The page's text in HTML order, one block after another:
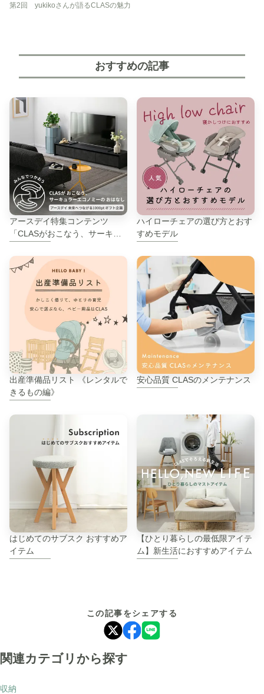
第2回 yukikoさんが語るCLASの魅力
おすすめの記事
アースデイ特集コンテンツ
「CLASがおこなう、サーキュ
ハイローチェアの選び方とおす
すめモデル
出産準備品リスト 《レンタルで
きるもの編》
安心品質 CLASのメンテナンス
はじめてのサブスク おすすめア
イテム
【ひとり暮らしの最低限アイテ
ム】新生活におすすめアイテム
この記事をシェアする
関連カテゴリから探す
収納